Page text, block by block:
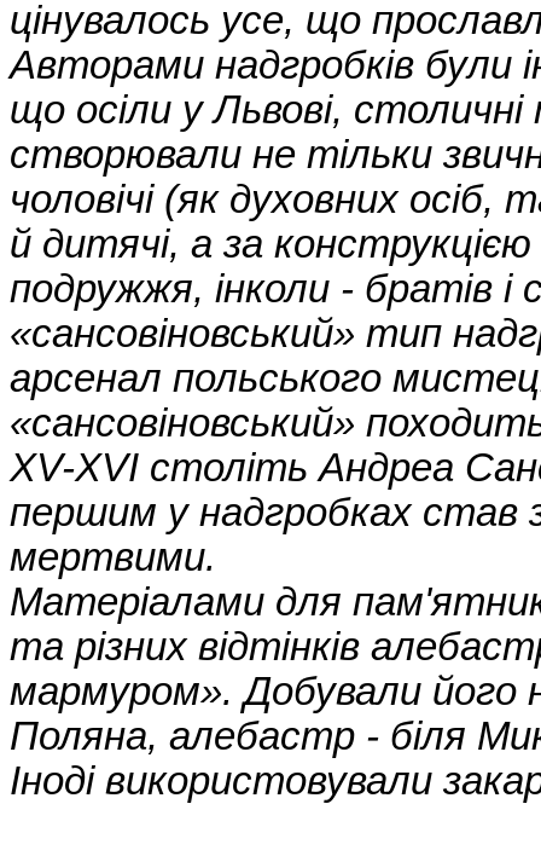
цінувалось усе, що
Авторами надгробків були
що осіли у Львові,
створювали не тільки
чоловічі (як духовних осіб,
й дитячі, а за
подружжя, інколи - братів
«сансовіновський» тип
арсенал польського
«сансовіновський»
XV-XVI століть Андреа
першим у надгробках став
мертвими.
Матеріалами для
та різних відтінків
мармуром». Добували його
Поляна, алебастр - біля
Іноді використовували